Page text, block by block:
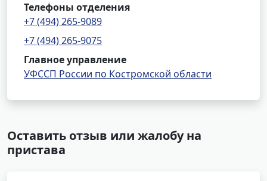
Телефоны отделения
+7 (494) 265-9089
+7 (494) 265-9075
Главное управление
УФССП России по Костромской области
Оставить отзыв или жалобу на
пристава